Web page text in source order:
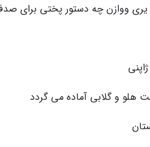
یری ووازن چه دستور پختی برای
هلو و گلابی آماده می گردد